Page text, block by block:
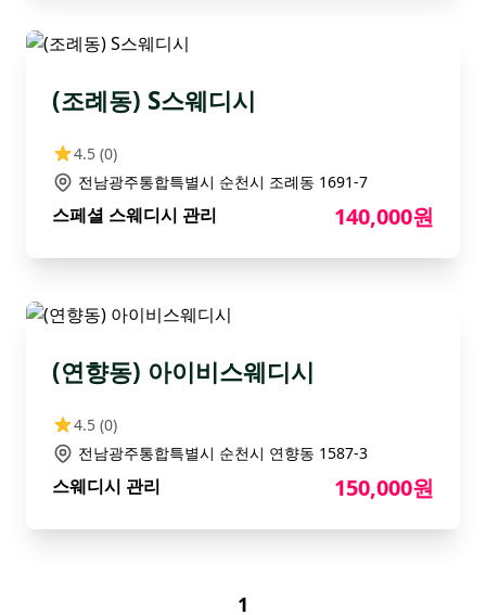
(조례동) S스웨디시
4.5 (0)
전남광주통합특별시 순천시 조례동 1691-7
스페셜 스웨디시 관리 140,000원
(연향동) 아이비스웨디시
4.5 (0)
전남광주통합특별시 순천시 연향동 1587-3
스웨디시 관리 150,000원
1